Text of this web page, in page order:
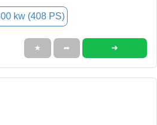
kw (408 PS)
★ ➦ ➜